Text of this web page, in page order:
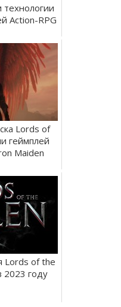
технологии
Action-RPG
Lords of
геймплей
Maiden
Lords of the
2023 году